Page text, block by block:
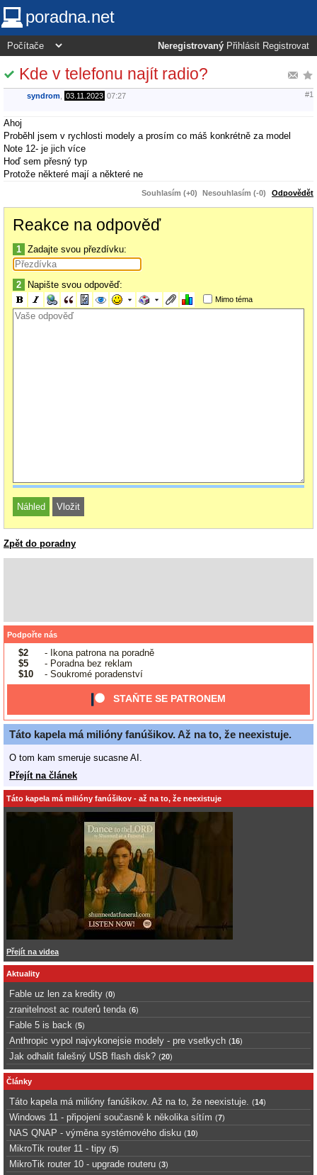
poradna.net
Neregistrovaný Přihlásit Registrovat
Kde v telefonu najít radio?
syndrom 03.11.2023 07:27 #1
Ahoj
Proběhl jsem v rychlosti modely a prosím co máš konkrétně za model
Note 12- je jich více
Hoď sem přesný typ
Protože některé mají a některé ne
Souhlasím (+0) Nesouhlasím (-0) Odpovědět
Reakce na odpověď
1 Zadajte svou přezdívku:
2 Napište svou odpověď:
Mimo téma
Zpět do poradny
Podpořte nás
$2
- Ikona patrona na poradně
$5
- Poradna bez reklam
$10
- Soukromé poradenství
STAŇTE SE PATRONEM
Táto kapela má milióny fanúšikov. Až na to, že neexistuje.
O tom kam smeruje sucasne AI.
Přejít na článek
Táto kapela má milióny fanúšikov - až na to, že neexistuje
Přejít na videa
Aktuality
Fable uz len za kredity (0)
zranitelnost ac routerů tenda (6)
Fable 5 is back (5)
Anthropic vypol najvykonejsie modely - pre vsetkych (16)
Jak odhalit falešný USB flash disk? (20)
Články
Táto kapela má milióny fanúšikov. Až na to, že neexistuje. (14)
Windows 11 - připojení současně k několika sítím (7)
NAS QNAP - výměna systémového disku (10)
MikroTik router 11 - tipy (5)
MikroTik router 10 - upgrade routeru (3)